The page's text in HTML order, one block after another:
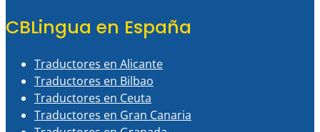
CBLingua en España
Traductores en Alicante
Traductores en Bilbao
Traductores en Ceuta
Traductores en Gran Canaria